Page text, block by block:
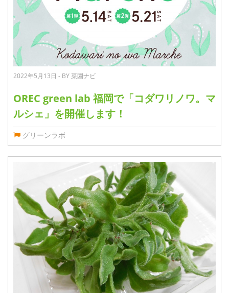
2022年5月13日 - BY 菜園ナビ
OREC green lab 福岡で「コダワリノワ。マ
ルシェ」を開催します！
グリーンラボ